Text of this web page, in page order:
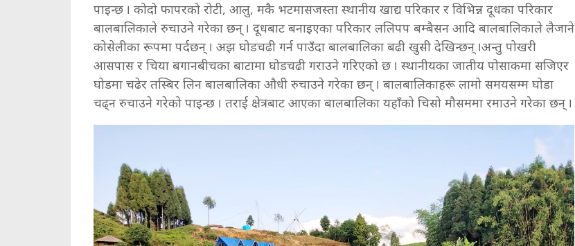
पाइन्छ । कोदो फापरको रोटी, आलु, मकै भटमासजस्ता स्थानीय खाद्य परिकार र विभिन्न दूधका परिकार
बालबालिकाले रुचाउने गरेका छन् । दूधबाट बनाइएका परिकार ललिपप बम्बैसन आदि बालबालिकाले लैजाने
कोसेलीका रूपमा पर्दछन् । अझ घोडचढी गर्न पाउँदा बालबालिका बढी खुसी देखिन्छन् ।अन्तु पोखरी
आसपास र चिया बगानबीचका बाटामा घोडचढी गराउने गरिएको छ । स्थानीयका जातीय पोसाकमा सजिएर
घोडमा चढेर तस्बिर लिन बालबालिका औधी रुचाउने गरेका छन् । बालबालिकाहरू लामो समयसम्म घोडा
चढ्न रुचाउने गरेको पाइन्छ । तराई क्षेत्रबाट आएका बालबालिका यहाँको चिसो मौसममा रमाउने गरेका छन् ।